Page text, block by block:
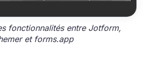
fonctionnalités entre Jotform,
et forms.app